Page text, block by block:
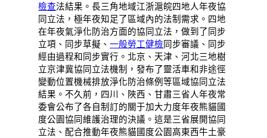
檢查法結果。長三角地域江浙滬皖四地人年夜協
同立法，極年夜知足了區域內的法制需求。四地
在年夜氣淨化防治方面的協同立法，做到了同步
立項、同步草擬、一般勞工健檢同步審議、同步
經由過程和同步實行。北京、天津、河北三地樹
立京津冀協同立法機制，發布了靈活車和非途徑
變動位置機械排放淨化防治條例等區域協同立法
結果。不久前，四川、陜西、甘肅三省人年夜常
委會公布了各自制訂的關于加大力度年夜熊貓國
度公園協同維護治理的決議。這是三省展開協同
立法、配合推動年夜熊貓國度公園高東西牛土豪